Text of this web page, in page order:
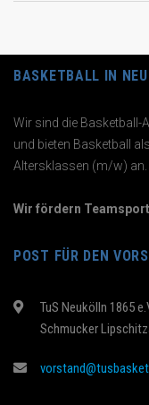
BASKETBALL IN
Wir sind die Basketball-
und bieten Basketball
Altersklassen (m/w) an.
Wir fördern
POST FÜR DEN
TuS Neukölln 1865
Schmucker